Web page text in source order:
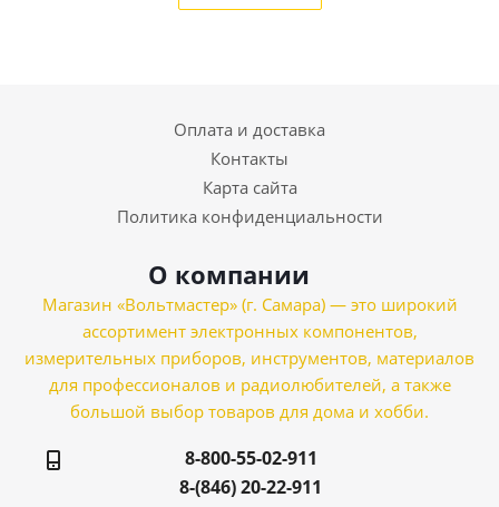
Оплата и доставка
Контакты
Карта сайта
Политика конфиденциальности
О компании
Магазин «Вольтмастер» (г. Самара) — это широкий
ассортимент электронных компонентов,
измерительных приборов, инструментов, материалов
для профессионалов и радиолюбителей, а также
большой выбор товаров для дома и хобби.
8-800-55-02-911
8-(846) 20-22-911